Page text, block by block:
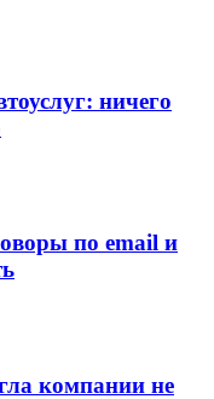
ничего
по email и
компании не